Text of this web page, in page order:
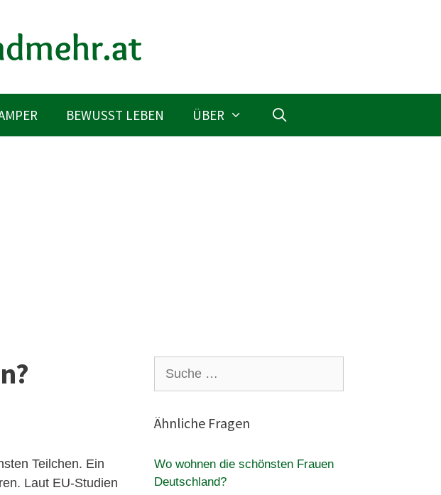
BEWUSST LEBEN ÜBER
Teilchen. Ein
Laut EU-Studien
nach:
Ähnliche Fragen
Wo wohnen die schönsten Frauen
Deutschland?